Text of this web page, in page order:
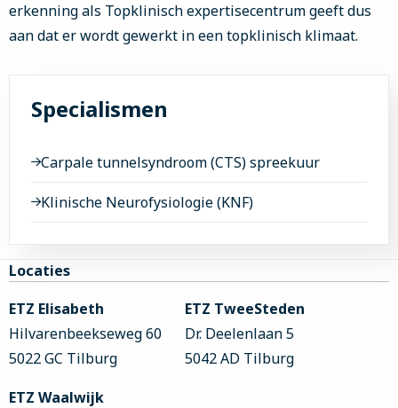
erkenning als Topklinisch expertisecentrum geeft dus
aan dat er wordt gewerkt in een topklinisch klimaat.
Specialismen
Carpale tunnelsyndroom (CTS) spreekuur
Klinische Neurofysiologie (KNF)
Site
footer
Locaties
ETZ Elisabeth
Hilvarenbeekseweg 60
5022 GC Tilburg
ETZ TweeSteden
Dr. Deelenlaan 5
5042 AD Tilburg
ETZ Waalwijk